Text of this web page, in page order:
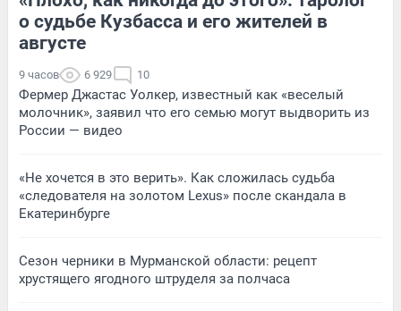
о судьбе Кузбасса и его жителей в
августе
9 часов 6 929 10
Фермер Джастас Уолкер, известный как «веселый
молочник», заявил что его семью могут выдворить из
России — видео
«Не хочется в это верить». Как сложилась судьба
«следователя на золотом Lexus» после скандала в
Екатеринбурге
Сезон черники в Мурманской области: рецепт
хрустящего ягодного штруделя за полчаса